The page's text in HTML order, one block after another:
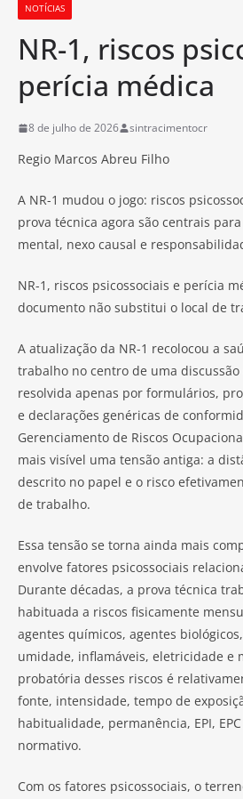
NOTÍCIAS
NR-1, riscos
perícia médica
8 de julho de 2026 sintracimentocr
Regio Marcos Abreu Filho
A NR-1 mudou o jogo: riscos
prova técnica agora são centrais
mental, nexo causal e
NR-1, riscos psicossociais e perícia
documento não substitui o local de
A atualização da NR-1 recolocou a
trabalho no centro de uma
resolvida apenas por formulários,
e declarações genéricas de
Gerenciamento de Riscos
mais visível uma tensão antiga: a
descrito no papel e o risco
de trabalho.
Essa tensão se torna ainda mais
envolve fatores psicossociais
Durante décadas, a prova técnica
habituada a riscos fisicamente
agentes químicos, agentes
umidade, inflamáveis, eletricidade e
probatória desses riscos é
fonte, intensidade, tempo de
habitualidade, permanência, EPI,
normativo.
Com os fatores psicossociais, o